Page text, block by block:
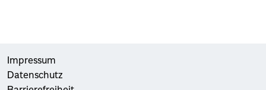
Impressum
Datenschutz